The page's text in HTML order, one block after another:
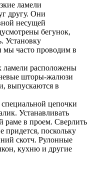
ламели
другу. Они
несущей
бегунок,
Установку
мы часто проводим в
ламели расположены
шторы-жалюзи
выпускаются в
цепочки
Устанавливать
раме в проем. Сверлить
придется, поскольку
скотч. Рулонные
кухню и другие